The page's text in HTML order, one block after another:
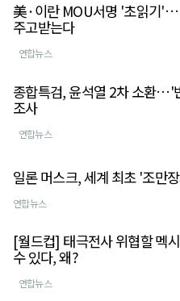
美·이란 MOU서명 '초읽기'…
주고받는다
연합뉴스
종합특검, 윤석열 2차 소환…'
조사
연합뉴스
일론 머스크, 세계 최초 '조만
연합뉴스
[월드컵] 태극전사 위협할 멕
수 있다, 왜?
연합뉴스